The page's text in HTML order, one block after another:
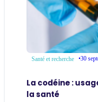
Santé et recherche •30
La codéine :
la santé